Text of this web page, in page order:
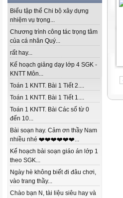
Biểu tập thể Chi bộ xây dựng
nhiệm vụ trọng...
Chương trình công tác trọng tâm
của cá nhân Quý...
rất hay...
Kế hoạch giảng dạy lớp 4 SGK -
KNTT Môn...
Toán 1 KNTT. Bài 1 Tiết 2....
Toán 1 KNTT. Bài 1 Tiết 1....
Toán 1 KNTT. Bài Các số từ 0
đến 10...
Bài soạn hay. Cảm ơn thầy Nam
nhiều nhé ❤️❤️❤️❤️❤️❤️...
Kế hoạch bài soạn giáo án lớp 1
theo SGK...
Ngày hè không biết đi đâu chơi,
vào trang thầy...
Chào bạn N, tài liệu siêu hay và